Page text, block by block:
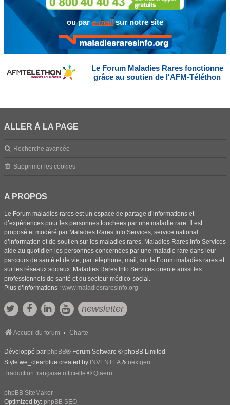
ou pare-mailsur notre site
Le Forum Maladies Rares fonctionne
grâce au soutien de l'AFM-Téléthon
ALLER À LA PAGE
Recherche avancée
Supprimer les cookies
A PROPOS
Le Forum maladies rares est un espace de partage d’informations et
d’expériences pour les personnes touchées par une maladie rare. Il est
proposé et modéré par Maladies Rares Info Services, service national
d’information et de soutien sur les maladies rares. Maladies Rares Info Services
aide au quotidien les personnes concernées par une maladie rare dans leur
parcours de santé et de vie, par téléphone, mail, sur le Forum maladies rares et
sur les réseaux sociaux. Maladies Rares Info Services oriente aussi les
professionnels de santé et du secteur médico-social.
Plus d’informations : www.maladiesraresinfo.org
newsletter
Accueil du forum Charte
Développé par phpBB® Forum Software © phpBB Limited
Style we_clearblue created by INVENTEA & nextgen
Traduction française officielle © Qiaeru
phpBB SiteMaker
Optimized by: phpBB SEO